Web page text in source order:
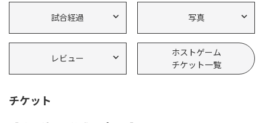
試合経過 写真
レビュー
ホストゲーム
チケット一覧
チケット